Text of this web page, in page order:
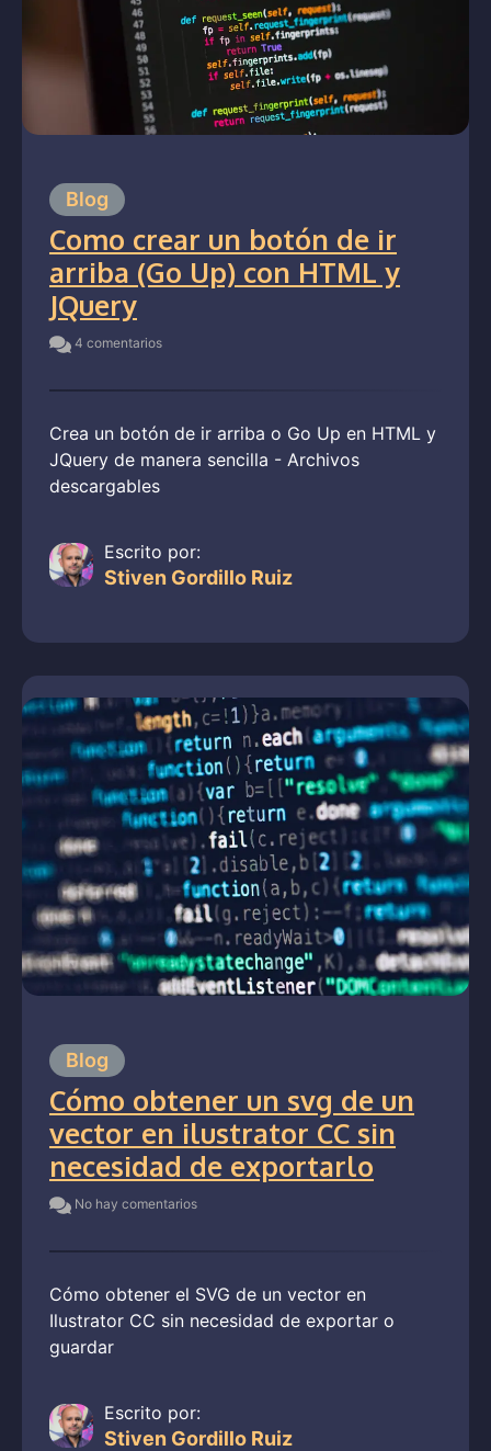
Blog
Como crear un botón de ir
arriba (Go Up) con HTML y
JQuery
4 comentarios
Crea un botón de ir arriba o Go Up en HTML y
JQuery de manera sencilla - Archivos
descargables
Escrito por:
Stiven Gordillo Ruiz
Blog
Cómo obtener un svg de un
vector en ilustrator CC sin
necesidad de exportarlo
No hay comentarios
Cómo obtener el SVG de un vector en
Ilustrator CC sin necesidad de exportar o
guardar
Escrito por:
Stiven Gordillo Ruiz